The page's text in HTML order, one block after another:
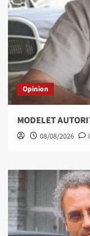
Opinion
MODELET
08/08/2026